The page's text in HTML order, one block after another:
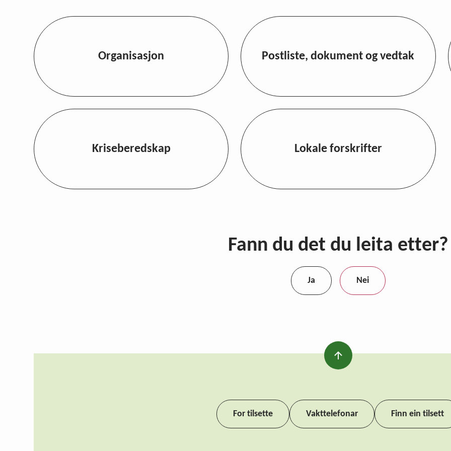
Organisasjon Postliste, dokument og vedtak
Kriseberedskap Lokale forskrifter
Fann du det du leita etter?
Ja Nei
For tilsette Vakttelefonar Finn ein tilsett